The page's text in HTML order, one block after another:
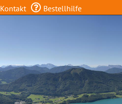
Kontakt Bestellhilfe